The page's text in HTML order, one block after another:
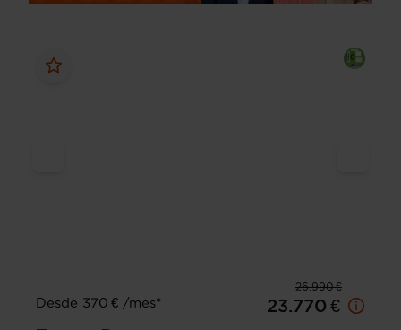
26.990 €
Desde 370 € /mes*
23.770 €